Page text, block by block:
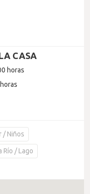
CASA
horas
/ Niños
Río / Lago